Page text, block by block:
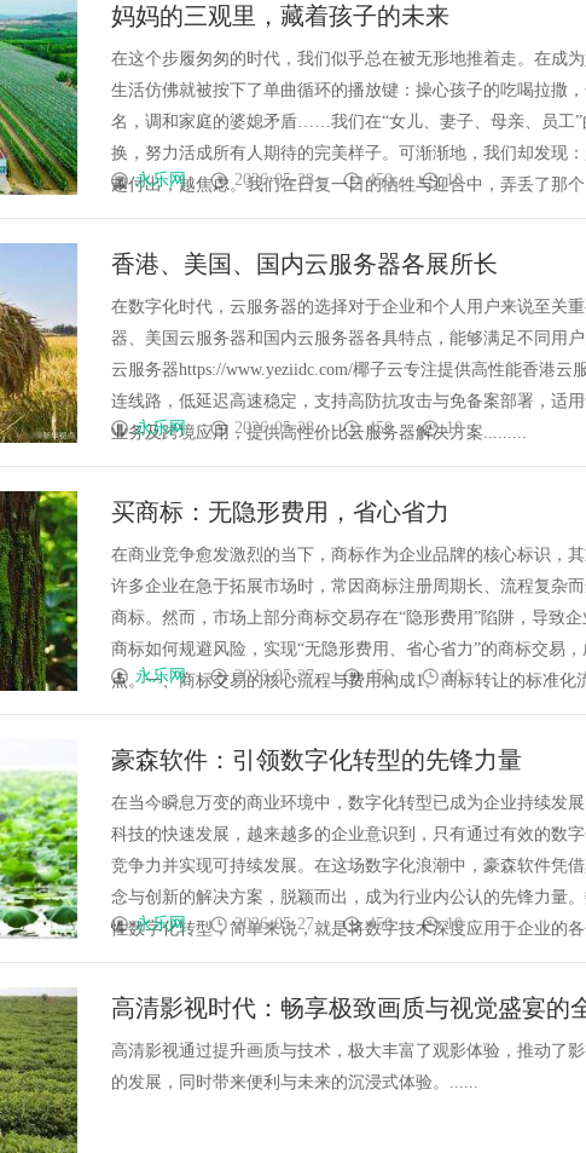
妈妈的三观里，藏着孩子的未来
在这个步履匆匆的时代，我们似乎总在被无形地推着走。在成为
生活仿佛就被按下了单曲循环的播放键：操心孩子的吃喝拉撒
名，调和家庭的婆媳矛盾……我们在“女儿、妻子、母亲、员工”
换，努力活成所有人期待的完美样子。可渐渐地，我们却发现：
越付出，越焦虑。我们在日复一日的牺牲与迎合中，弄丢了那
永乐网 2026-05-28 450 10
香港、美国、国内云服务器各展所长
在数字化时代，云服务器的选择对于企业和个人用户来说至关
器、美国云服务器和国内云服务器各具特点，能够满足不同用
云服务器https://www.yeziidc.com/椰子云专注提供高性能香港云
连线路，低延迟高速稳定，支持高防抗攻击与免备案部署，适
业务及跨境应用，提供高性价比云服务器解决方案.........
永乐网 2026-05-28 450 10
买商标：无隐形费用，省心省力
在商业竞争愈发激烈的当下，商标作为企业品牌的核心标识，其
许多企业在急于拓展市场时，常因商标注册周期长、流程复杂
商标。然而，市场上部分商标交易存在“隐形费用”陷阱，导致
商标如何规避风险，实现“无隐形费用、省心省力”的商标交易
点。一、商标交易的核心流程与费用构成1、商标转让的标准化
永乐网 2026-05-27 450 10
豪森软件：引领数字化转型的先锋力量
在当今瞬息万变的商业环境中，数字化转型已成为企业持续发
科技的快速发展，越来越多的企业意识到，只有通过有效的数
竞争力并实现可持续发展。在这场数字化浪潮中，豪森软件凭
念与创新的解决方案，脱颖而出，成为行业内公认的先锋力量
性数字化转型，简单来说，就是将数字技术深度应用于企业的
永乐网 2026-05-27 450 10
高清影视时代：畅享极致画质与视觉盛宴的
高清影视通过提升画质与技术，极大丰富了观影体验，推动了
的发展，同时带来便利与未来的沉浸式体验。......